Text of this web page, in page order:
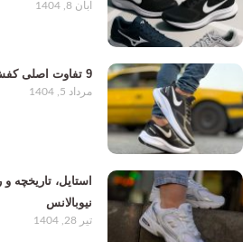
آبان 8, 1404
9 تفاوت اصلی کفش اسپرت و کتونی رانینگ
مرداد 5, 1404
استایل،
نیوبالانس
تیر 28, 1404